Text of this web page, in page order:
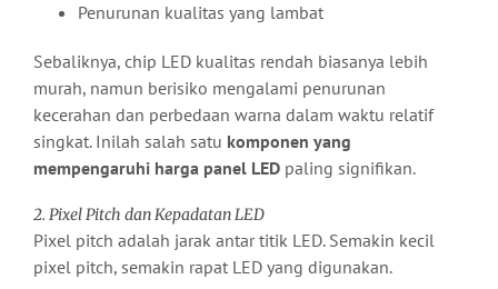
Penurunan kualitas yang lambat
Sebaliknya, chip LED kualitas rendah biasanya lebih
murah, namun berisiko mengalami penurunan
kecerahan dan perbedaan warna dalam waktu relatif
singkat. Inilah salah satu komponen yang
mempengaruhi harga panel LED paling signifikan.
2. Pixel Pitch dan Kepadatan LED
Pixel pitch adalah jarak antar titik LED. Semakin kecil
pixel pitch, semakin rapat LED yang digunakan.